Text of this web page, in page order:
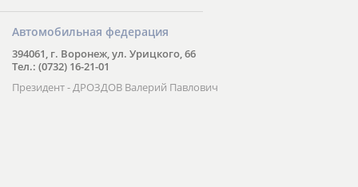
Автомобильная федерация
394061, г. Воронеж, ул. Урицкого, 66
Тел.: (0732) 16-21-01
Президент - ДРОЗДОВ Валерий Павлович